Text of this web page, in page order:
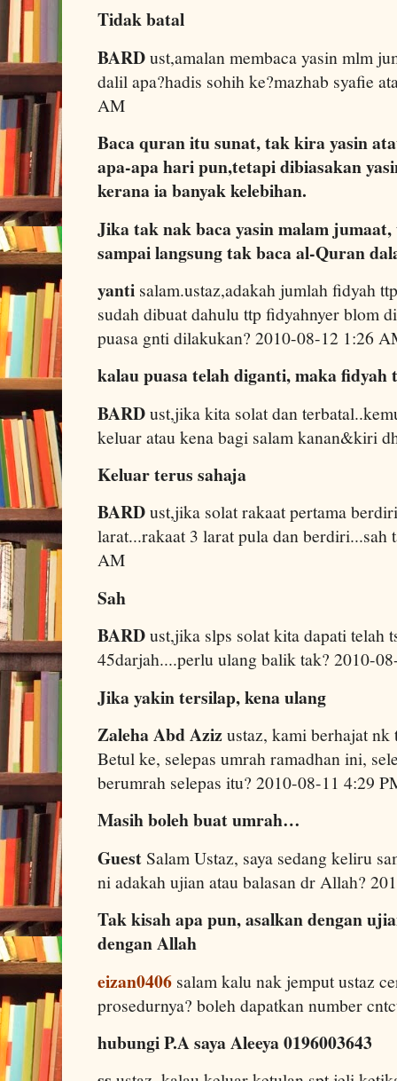
Tidak batal
BARDust,amalan membaca yasin mlm
dalil apa?hadis sohih ke?mazhab syafie
AM
Baca quran itu sunat, tak kira yasin
apa-apa hari pun,tetapi dibiasakan
kerana ia banyak kelebihan.
Jika tak nak baca yasin malam
sampai langsung tak baca al-Quran
yanti salam.ustaz,adakah jumlah fidyah
sudah dibuat dahulu ttp fidyahnyer blom
puasa gnti dilakukan? 2010-08-12 1:26
kalau puasa telah diganti, maka fidyah
BARDust,jika kita solat dan
keluar atau kena bagi salam kanan&kiri
Keluar terus sahaja
BARDust,jika solat rakaat pertama
larat...rakaat 3 larat pula dan berdiri...sah
AM
Sah
BARDust,jika slps solat kita dapati telah
45darjah....perlu ulang balik tak? 2010-
Jika yakin tersilap, kena ulang
Zaleha Abd Azizustaz, kami berhajat
Betul ke, selepas umrah ramadhan ini,
berumrah selepas itu? 2010-08-11 4:29
Masih boleh buat umrah…
GuestSalam Ustaz, saya sedang keliru
ni adakah ujian atau balasan dr Allah?
Tak kisah apa pun, asalkan dengan
dengan Allah
eizan0406 salam kalu nak jemput ustaz
prosedurnya? boleh dapatkan number
hubungi P.A saya Aleeya 0196003643